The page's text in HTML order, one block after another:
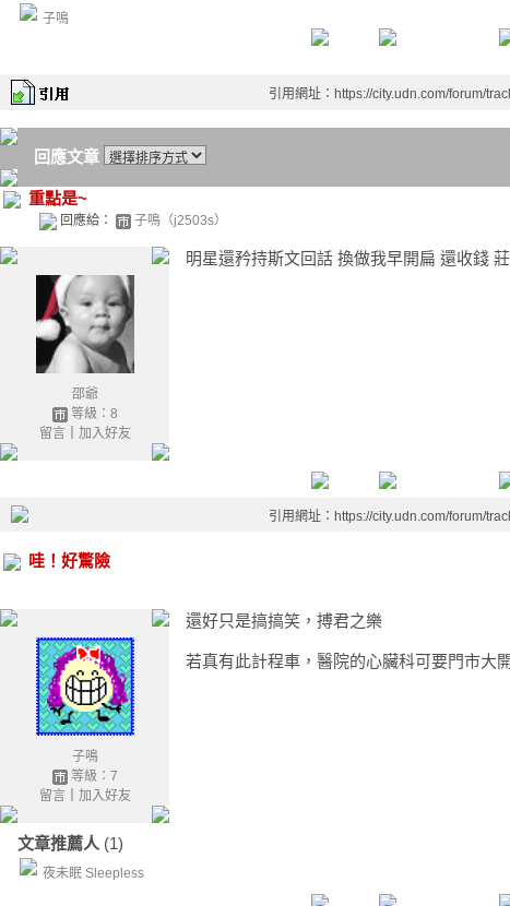
子鳴
引用網址：https://city.udn.com/forum/
回應文章
重點是~
回應給： 子鳴（j2503s）
邵爺
等級：8
留言｜ 加入好友
明星還矜持斯文回話 換做我早開扁 還收錢
引用網址：https://city.udn.com/forum/
哇！好驚險
子鳴
等級：7
留言｜ 加入好友
文章推薦人 (1)
夜未眠 Sleepless
還好只是搞搞笑，搏君之樂
若真有此計程車，醫院的心臟科可要門市大開